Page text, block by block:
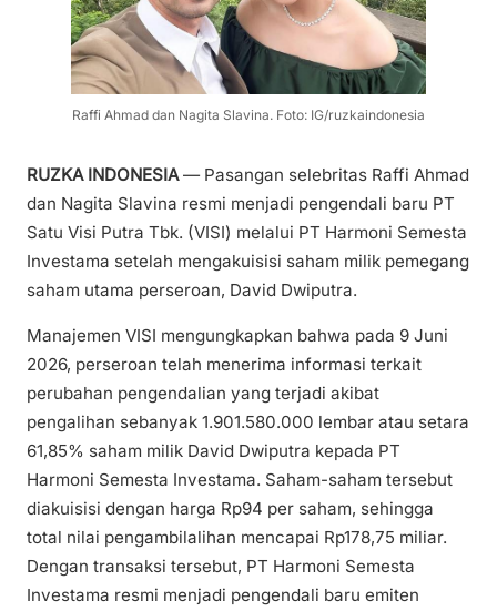
Raffi Ahmad dan Nagita Slavina. Foto: IG/ruzkaindonesia
RUZKA INDONESIA— Pasangan selebritas Raffi Ahmad
dan Nagita Slavina resmi menjadi pengendali baru PT
Satu Visi Putra Tbk. (VISI) melalui PT Harmoni Semesta
Investama setelah mengakuisisi saham milik pemegang
saham utama perseroan, David Dwiputra.
Manajemen VISI mengungkapkan bahwa pada 9 Juni
2026, perseroan telah menerima informasi terkait
perubahan pengendalian yang terjadi akibat
pengalihan sebanyak 1.901.580.000 lembar atau setara
61,85% saham milik David Dwiputra kepada PT
Harmoni Semesta Investama. Saham-saham tersebut
diakuisisi dengan harga Rp94 per saham, sehingga
total nilai pengambilalihan mencapai Rp178,75 miliar.
Dengan transaksi tersebut, PT Harmoni Semesta
Investama resmi menjadi pengendali baru emiten